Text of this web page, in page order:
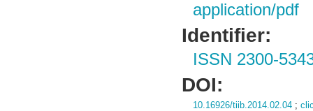
application/pdf
Identifier:
ISSN 2300-
DOI:
10.16926/tiib.2014.02.04 ;